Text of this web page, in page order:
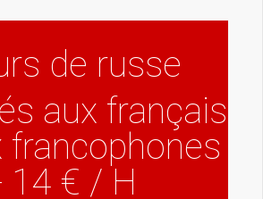
de russe
aux français
francophones
14 € / H